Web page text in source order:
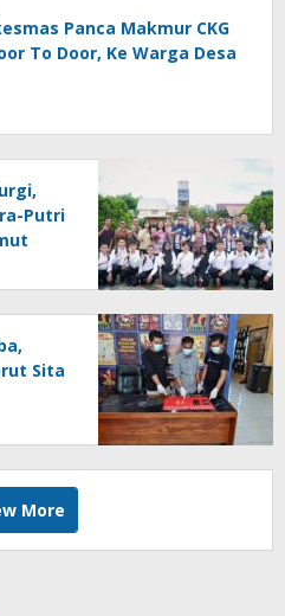
Panca Makmur CKG
To Door, Ke Warga Desa
Putri
Sita
More